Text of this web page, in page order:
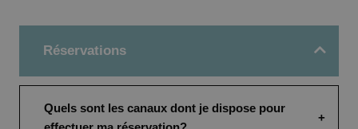
Réservations
Quels sont les canaux dont je dispose pour